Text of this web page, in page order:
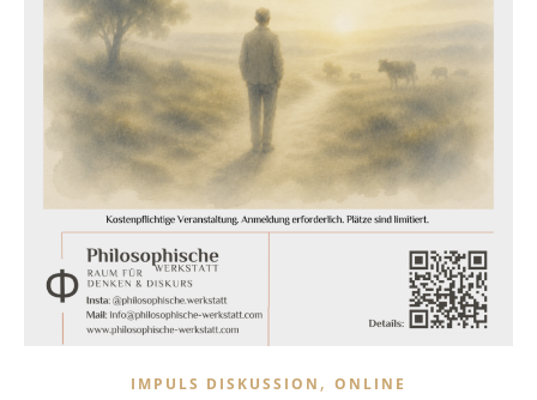
IMPULS DISKUSSION , ONLINE